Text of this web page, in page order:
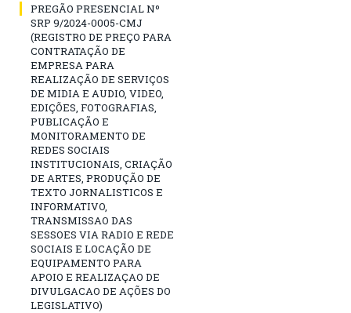
PREGÃO PRESENCIAL Nº
SRP 9/2024-0005-CMJ
(REGISTRO DE PREÇO PARA
CONTRATAÇÃO DE
EMPRESA PARA
REALIZAÇÃO DE SERVIÇOS
DE MIDIA E AUDIO, VIDEO,
EDIÇÕES, FOTOGRAFIAS,
PUBLICAÇÃO E
MONITORAMENTO DE
REDES SOCIAIS
INSTITUCIONAIS, CRIAÇÃO
DE ARTES, PRODUÇÃO DE
TEXTO JORNALISTICOS E
INFORMATIVO,
TRANSMISSAO DAS
SESSOES VIA RADIO E REDE
SOCIAIS E LOCAÇÃO DE
EQUIPAMENTO PARA
APOIO E REALIZAÇAO DE
DIVULGACAO DE AÇÕES DO
LEGISLATIVO)